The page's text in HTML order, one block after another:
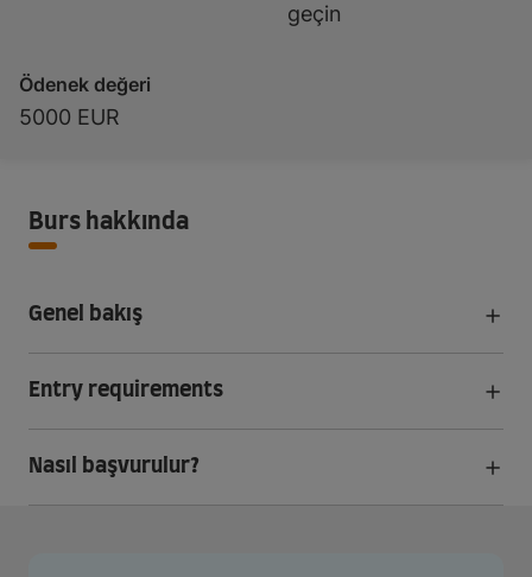
geçin
Ödenek değeri
5000 EUR
Burs hakkında
Genel bakış
Entry requirements
Nasıl başvurulur?